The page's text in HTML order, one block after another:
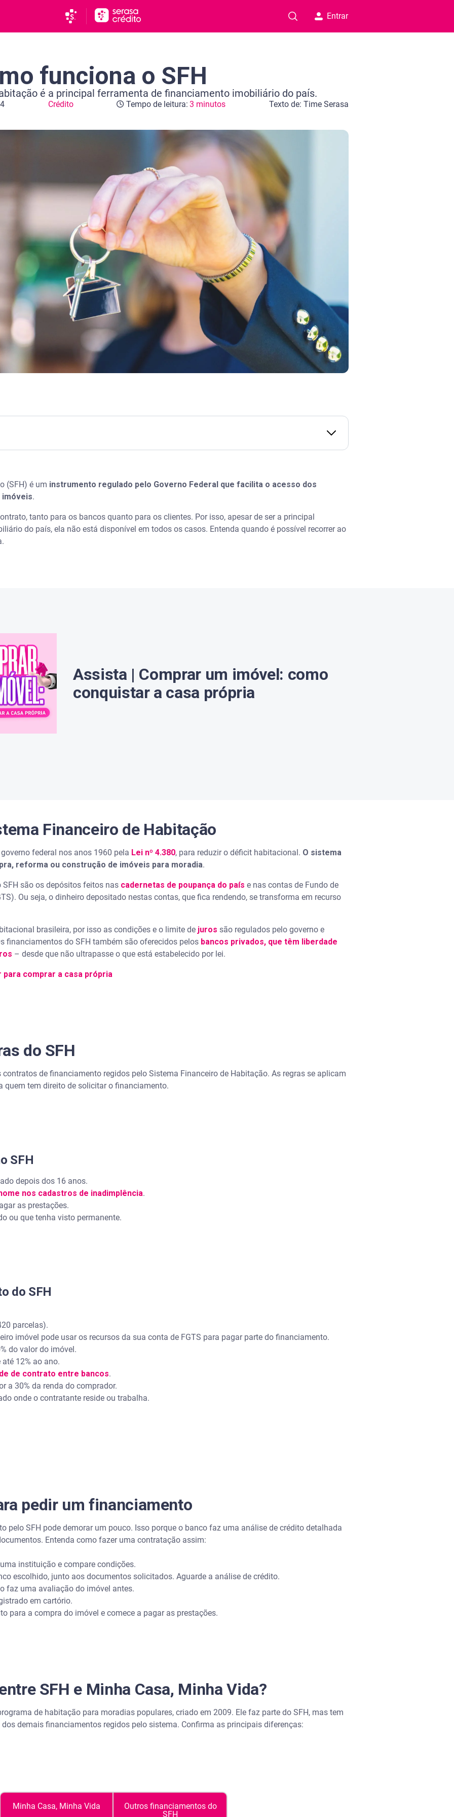
Entrar
funciona o SFH
é a principal ferramenta de financiamento imobiliário do país.
Crédito Tempo de leitura: 3 minutos Texto de: Time Serasa
de Habitação
SFI?
preciso regularizar dívidas
(SFH) é um instrumento regulado pelo Governo Federal que facilita o acesso dos
imóveis.
tanto para os bancos quanto para os clientes. Por isso, apesar de ser a principal
do país, ela não está disponível em todos os casos. Entenda quando é possível recorrer ao
Assista | Comprar um imóvel: como
conquistar a casa própria
Financeiro de Habitação
federal nos anos 1960 pela Lei nº 4.380, para reduzir o déficit habitacional. O sistema
reforma ou construção de imóveis para moradia.
são os depósitos feitos nas cadernetas de poupança do país e nas contas de Fundo de
Ou seja, o dinheiro depositado nestas contas, que fica rendendo, se transforma em recurso
brasileira, por isso as condições e o limite de juros são regulados pelo governo e
financiamentos do SFH também são oferecidos pelos bancos privados, que têm liberdade
– desde que não ultrapasse o que está estabelecido por lei.
para comprar a casa própria
do SFH
de financiamento regidos pelo Sistema Financeiro de Habitação. As regras se aplicam
quem tem direito de solicitar o financiamento.
SFH
depois dos 16 anos.
nos cadastros de inadimplência.
as prestações.
ou que tenha visto permanente.
do SFH
parcelas).
imóvel pode usar os recursos da sua conta de FGTS para pagar parte do financiamento.
do valor do imóvel.
12% ao ano.
de contrato entre bancos.
30% da renda do comprador.
onde o contratante reside ou trabalha.
pedir um financiamento
pelo SFH pode demorar um pouco. Isso porque o banco faz uma análise de crédito detalhada
Entenda como fazer uma contratação assim:
instituição e compare condições.
escolhido, junto aos documentos solicitados. Aguarde a análise de crédito.
uma avaliação do imóvel antes.
em cartório.
para a compra do imóvel e comece a pagar as prestações.
SFH e Minha Casa, Minha Vida?
de habitação para moradias populares, criado em 2009. Ele faz parte do SFH, mas tem
demais financiamentos regidos pelo sistema. Confirma as principais diferenças:
Minha Casa, Minha Vida
Outros financiamentos do
SFH